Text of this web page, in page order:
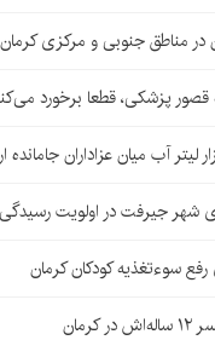
در مناطق جنوبی و مرکزی کرمان
قصور پزشکی، قطعا برخورد
شهر جیرفت در اولویت
سوءتغذیه کودکان کرمان